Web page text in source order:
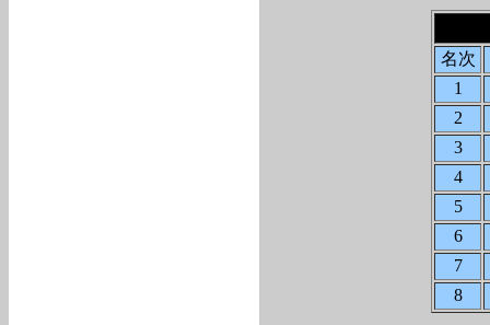
名次
1
2
3
4
5
6
7
8